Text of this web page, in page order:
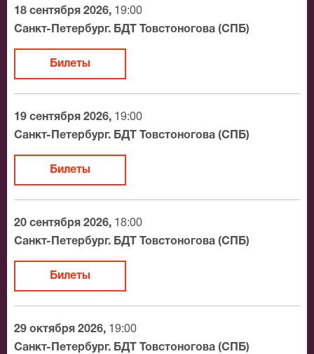
Официальные билеты на Счастье
После бронирования билетов, ожидайте доставку по
Москве в течение не более 2-х часов. Бесплатная
доставка билетов осуществляется в пределах МКАД
возле метро или в пешей доступности. Оплатить
заказ Вы можете с помощью:
Банковской картой
Наличными
Яндекс.Деньги
Qiwi
BitCoin
На нашем сайте всегда большой выбор билетов в
разные категории зрительного зала БДТ
Товстоногова (СПБ). Если не удалось найти нужные
18 сентября 2026, 19:00
Санкт-Петербург. БДТ Товстоногова (СПБ)
Билеты
19 сентября 2026, 19:00
Санкт-Петербург. БДТ Товстоногова (СПБ)
Билеты
20 сентября 2026, 18:00
Санкт-Петербург. БДТ Товстоногова (СПБ)
Билеты
29 октября 2026, 19:00
Санкт-Петербург. БДТ Товстоногова (СПБ)